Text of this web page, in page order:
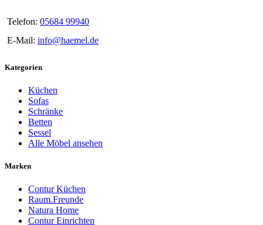
Telefon: 05684 99940
E-Mail: info@haemel.de
Kategorien
Küchen
Sofas
Schränke
Betten
Sessel
Alle Möbel ansehen
Marken
Contur Küchen
Raum.Freunde
Natura Home
Contur Einrichten